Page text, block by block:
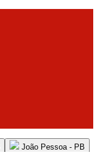
João Pessoa - PB